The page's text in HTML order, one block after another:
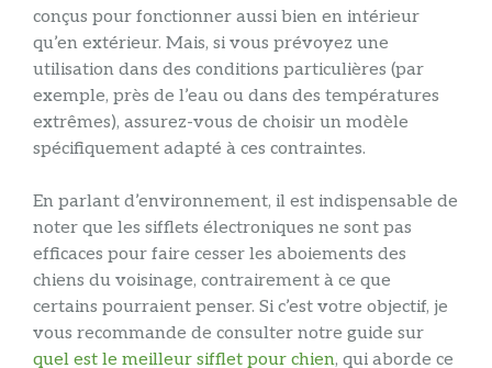
conçus pour fonctionner aussi bien en intérieur
qu’en extérieur. Mais, si vous prévoyez une
utilisation dans des conditions particulières (par
exemple, près de l’eau ou dans des températures
extrêmes), assurez-vous de choisir un modèle
spécifiquement adapté à ces contraintes.
En parlant d’environnement, il est indispensable de
noter que les sifflets électroniques ne sont pas
efficaces pour faire cesser les aboiements des
chiens du voisinage, contrairement à ce que
certains pourraient penser. Si c’est votre objectif, je
vous recommande de consulter notre guide sur
quel est le meilleur sifflet pour chien, qui aborde ce